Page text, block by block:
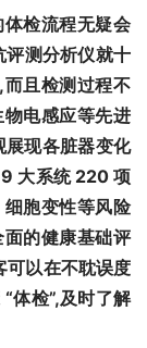
检流程无疑会
评测分析仪就十
且检测过程不
电感应等先进
现各脏器变化
大系统 220 项
胞变性等风险
的健康基础评
可以在不耽误度
体检”,及时了解